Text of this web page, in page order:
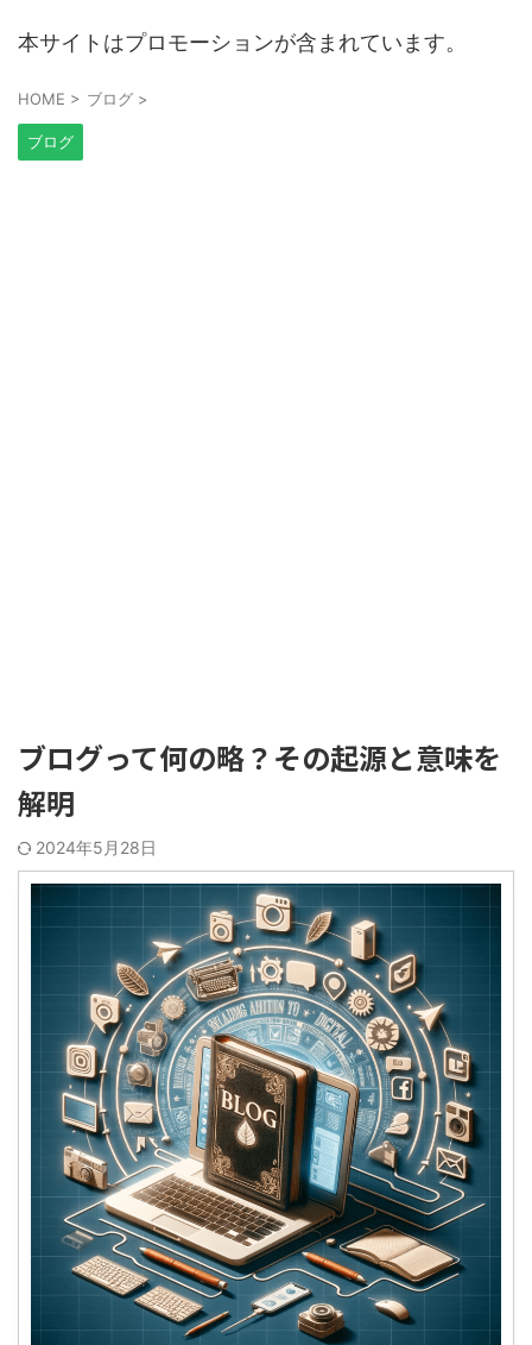
本サイトはプロモーションが含まれています。
HOME > ブログ >
ブログ
ブログって何の略？その起源と意味を
解明
2024年5月28日